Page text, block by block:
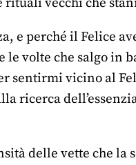
e perché il Felice
volte che salgo in
sentirmi vicino al
ricerca
delle vette che la